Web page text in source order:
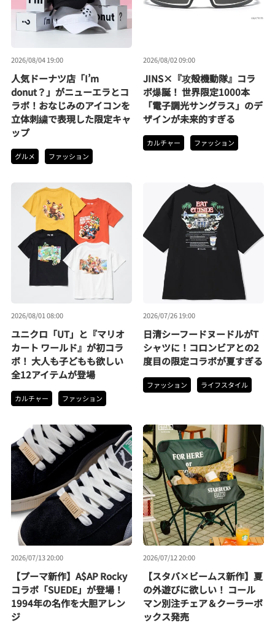
2026/08/04 19:00
人気ドーナツ店「I’m
donut？」がニューエラとコ
ラボ！おなじみのアイコンを
立体刺繍で表現した限定キャ
ップ
グルメ ファッション
2026/08/02 09:00
JINS×『攻殻機動隊』コラ
ボ爆誕！ 世界限定1000本
「電子調光サングラス」のデ
ザインが未来的すぎる
カルチャー ファッション
2026/08/01 08:00
ユニクロ「UT」と『マリオ
カート ワールド』が初コラ
ボ！ 大人も子どもも欲しい
全12アイテムが登場
カルチャー ファッション
2026/07/26 19:00
日清シーフードヌードルがT
シャツに！コロンビアとの2
度目の限定コラボが夏すぎる
ファッション ライフスタイル
2026/07/13 20:00
【プーマ新作】A$AP Rocky
コラボ「SUEDE」が登場！
1994年の名作を大胆アレン
ジ
2026/07/12 20:00
【スタバ×ビームス新作】夏
の外遊びに欲しい！ コール
マン別注チェア＆クーラーボ
ックス発売